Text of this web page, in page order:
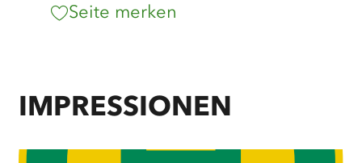
Seite merken
IMPRESSIONEN